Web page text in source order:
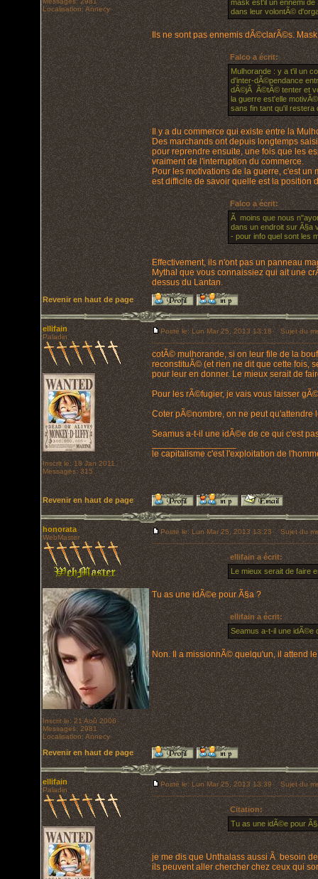
Localisation: Annecy
mask est'il un ennemi
dans leur volontÃ©
Ils ne sont pas ennemis dÃ©clarÃ©s.
Falco a écrit:
Mulhorande : y a t'il un
d'inter-dÃ©pendance
dÃ©jÃ Ã©tÃ© tenter et
la guerre est'elle
sans fin tant qu'il restera
Il y a du commerce qui existe entre la
Des marchands ont depuis longtemps
pour reprendre ensuite, une fois que les
vraiment de l'interruption du commerce.
Pour les motivations de la guerre, c'est
est difficile de savoir quelle est la position
Falco a écrit:
Ã moins que nous
dans un endroit sur Ã§a
- pour info quel sont les
Effectivement, ils n'ont pas un panneau
Mythal que vous connaissiez qui ait une
dessus du Lantan.
Revenir en haut de page
ellifain
Paladin
Inscrit le: 18 Jan 2011
Messages: 315
Posté le: Lun Mar 25, 2013 13:18 Sujet du
cotÃ© mulhorande, si on leur file de la
reconstituÃ© (et rien ne dit que cette fois,
pour leur en donner. Le mieux serait de
Pour les rÃ©fugier, je vais vous laisser
Coter pÃ©nombre, on ne peut qu'attendre
Seamus a-t-il une idÃ©e de ce qui c'est
_________________
le capitalisme c'est l'exploitation de
Revenir en haut de page
honorata
WebMaster
Inscrit le: 21 Aoû 2006
Messages: 2981
Localisation: Annecy
Posté le: Lun Mar 25, 2013 13:23 Sujet du
ellifain a écrit:
Le mieux serait de faire
Tu as une idÃ©e pour Ã§a ?
ellifain a écrit:
Seamus a-t-il une idÃ©e
Non. Il a missionnÃ© quelqu'un, il attend
Revenir en haut de page
ellifain
Paladin
Posté le: Lun Mar 25, 2013 13:39 Sujet du
Citation:
Tu as une idÃ©e pour
je me dis que Unthalass aussi Ã besoin
ils peuvent aller chercher chez ceux qui